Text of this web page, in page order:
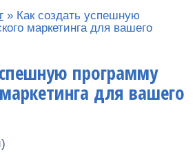
» Как создать успешную
маркетинга для вашего
программу
для вашего